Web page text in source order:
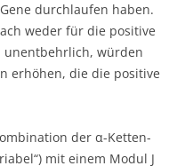
durchlaufen haben.
weder für die positive
unentbehrlich, würden
erhöhen, die die positive
der α-Ketten-
mit einem Modul J